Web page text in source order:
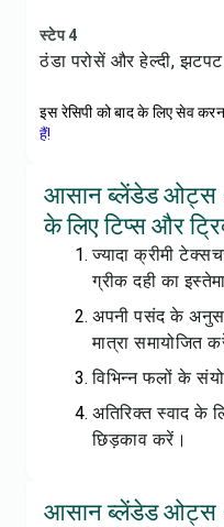
स्टेप 4
ठंडा परोसें और हेल्दी,
इस रेसिपी को बाद के लिए सेव
हैं!
आसान ब्लेंडेड ओट्स –
के लिए टिप्स और
ज्यादा क्रीमी
ग्रीक दही का
अपनी पसंद के
मात्रा समायोजित
विभिन्न फलों के
अतिरिक्त स्वाद के
छिड़काव करें।
आसान ब्लेंडेड ओट्स –